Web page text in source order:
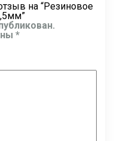
на “Резиновое
*